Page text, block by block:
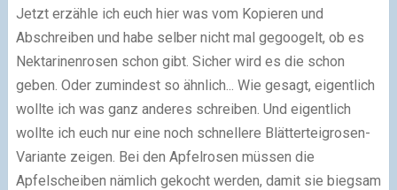
Jetzt erzähle ich euch hier was vom Kopieren und
Abschreiben und habe selber nicht mal gegoogelt, ob es
Nektarinenrosen schon gibt. Sicher wird es die schon
geben. Oder zumindest so ähnlich... Wie gesagt, eigentlich
wollte ich was ganz anderes schreiben. Und eigentlich
wollte ich euch nur eine noch schnellere Blätterteigrosen-
Variante zeigen. Bei den Apfelrosen müssen die
Apfelscheiben nämlich gekocht werden, damit sie biegsam